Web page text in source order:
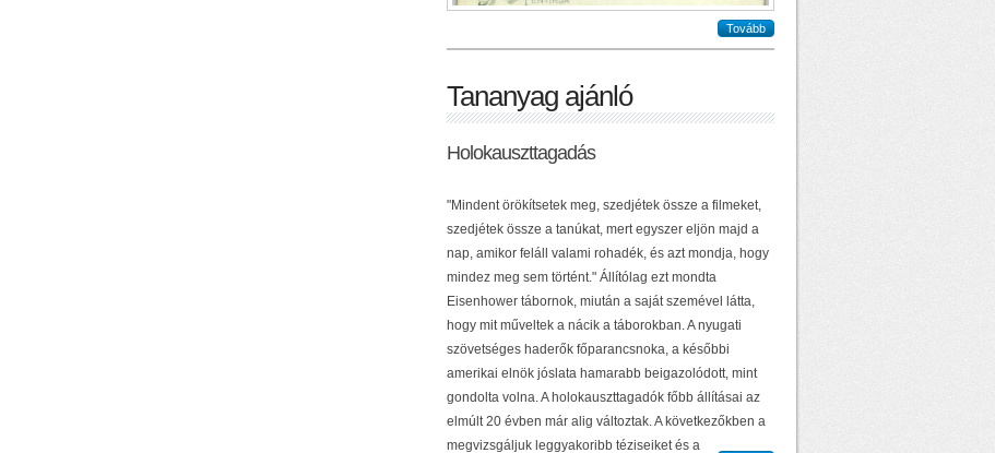
Tovább
Tananyag ajánló
Holokauszttagadás
"Mindent örökítsetek meg, szedjétek össze a filmeket,
szedjétek össze a tanúkat, mert egyszer eljön majd a
nap, amikor feláll valami rohadék, és azt mondja, hogy
mindez meg sem történt." Állítólag ezt mondta
Eisenhower tábornok, miután a saját szemével látta,
hogy mit műveltek a nácik a táborokban. A nyugati
szövetséges haderők főparancsnoka, a későbbi
amerikai elnök jóslata hamarabb beigazolódott, mint
gondolta volna. A holokauszttagadók főbb állításai az
elmúlt 20 évben már alig változtak. A következőkben a
megvizsgáljuk leggyakoribb téziseiket és a